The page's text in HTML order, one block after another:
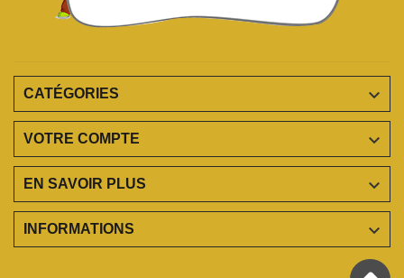
CATÉGORIES 
VOTRE COMPTE 
EN SAVOIR PLUS 
INFORMATIONS 